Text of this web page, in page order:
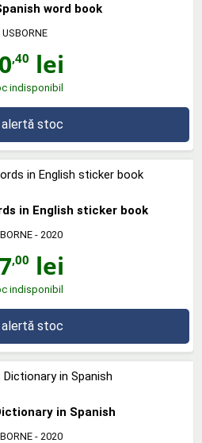
word book
USBORNE
,40 lei
indisponibil
alertă stoc
in English sticker book
- 2020
,00 lei
indisponibil
alertă stoc
in Spanish
- 2020